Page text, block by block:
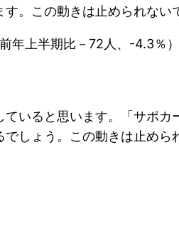
。この動きは止められない
年上半期比－72人、-4.3％
いると思います。「サポ
しょう。この動きは止めら